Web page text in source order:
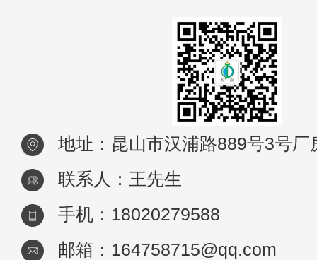
地址：昆山市汉浦路889号3号厂
联系人：王先生
手机：18020279588
邮箱：164758715@qq.com